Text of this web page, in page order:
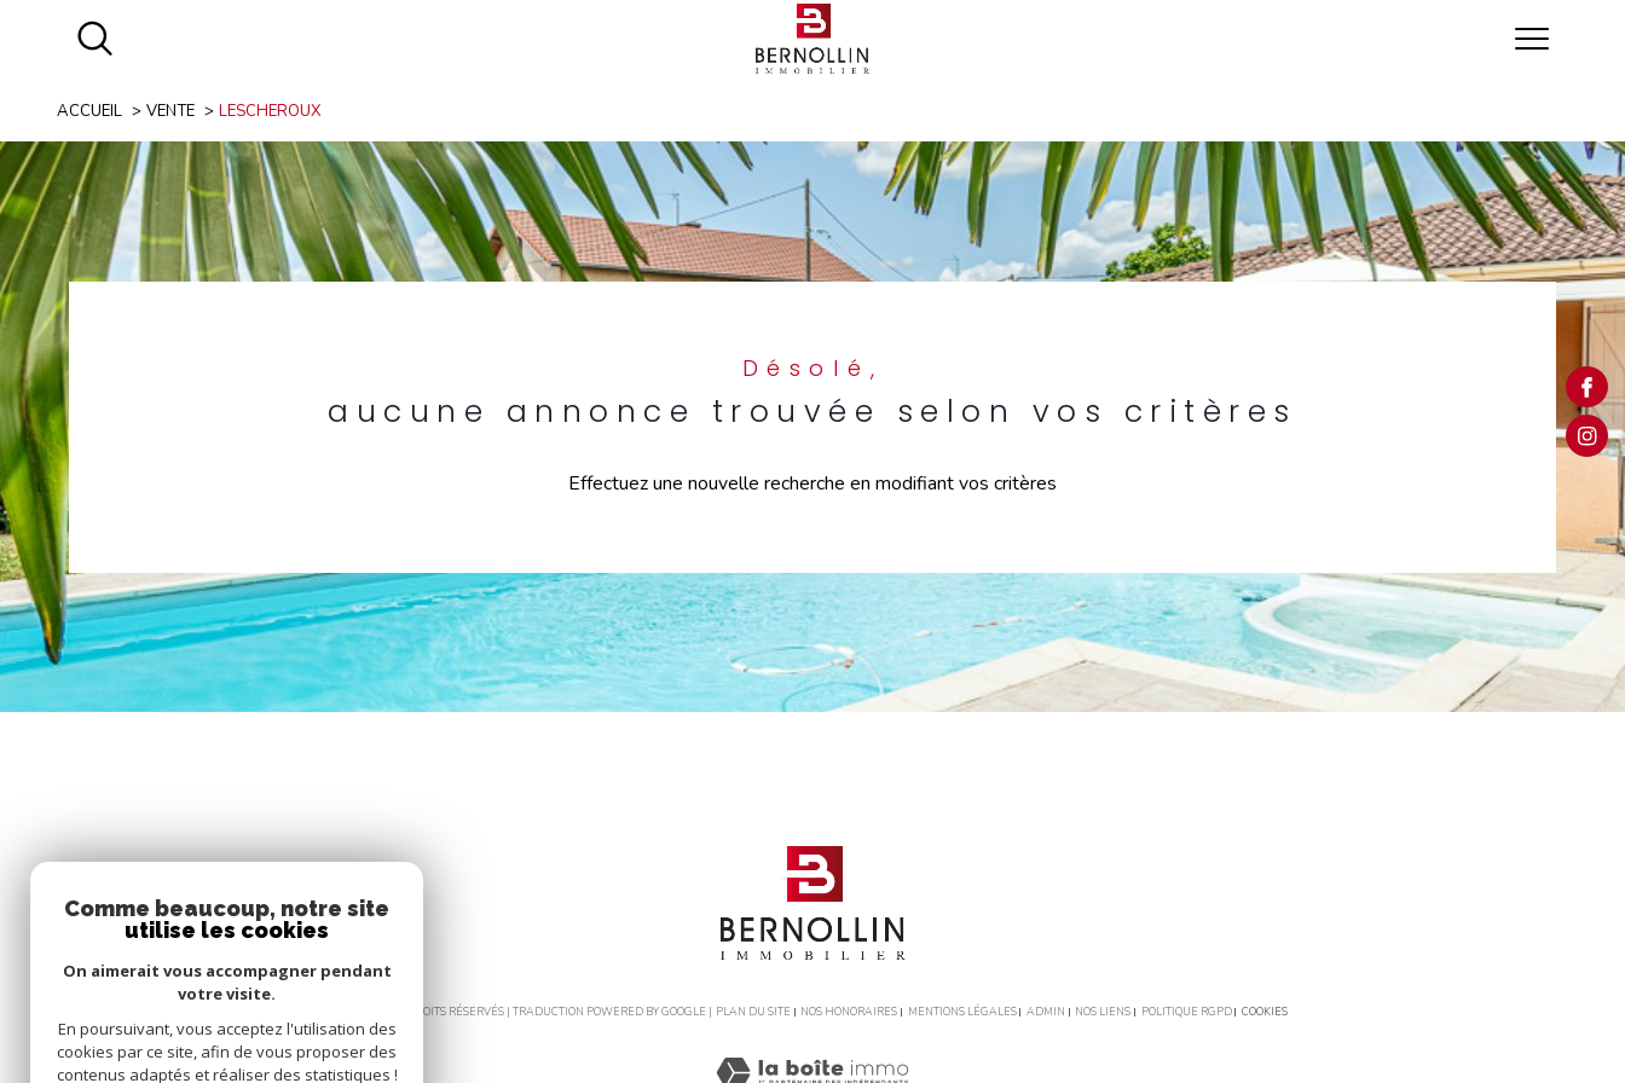
de l'ancien
de l'ancien
Estimer
TYPE DE BIEN 1
LOCALISATION BUDGET Filtrer
Voir les0annonces
ACCUEIL VENTE LESCHEROUX
Désolé,
aucune annonce trouvée selon vos critères
Effectuez une nouvelle recherche en modifiant vos critères
© 2026 | TOUS DROITS RÉSERVÉS | TRADUCTION POWERED BY GOOGLE | PLAN DU SITE NOS HONORAIRES MENTIONS LÉGALES ADMIN NOS LIENS POLITIQUE RGPD COOKIES
Comme beaucoup, notre site
utilise les cookies
On aimerait vous accompagner pendant
votre visite.
En poursuivant, vous acceptez l'utilisation des
cookies par ce site, afin de vous proposer des
contenus adaptés et réaliser des statistiques !